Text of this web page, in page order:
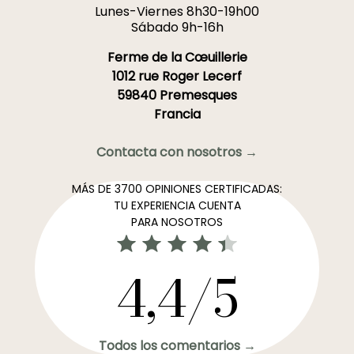
Lunes-Viernes 8h30-19h00
Sábado 9h-16h
Ferme de la Cœuillerie
1012 rue Roger Lecerf
59840 Premesques
Francia
Contacta con nosotros →
MÁS DE 3700 OPINIONES CERTIFICADAS:
TU EXPERIENCIA CUENTA
PARA NOSOTROS
4,4/5
Todos los comentarios →